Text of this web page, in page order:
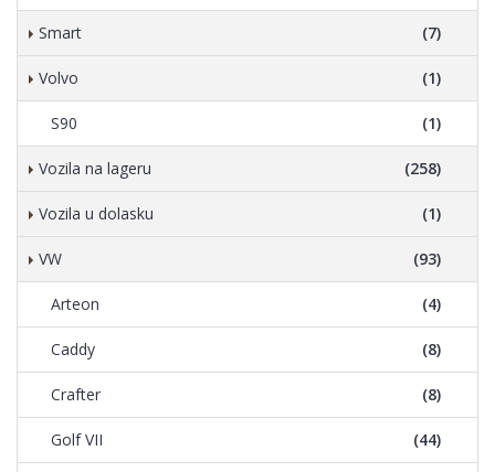
Smart (7)
Volvo (1)
S90 (1)
Vozila na lageru (258)
Vozila u dolasku (1)
VW (93)
Arteon (4)
Caddy (8)
Crafter (8)
Golf VII (44)